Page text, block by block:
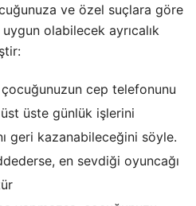
ve özel suçlara göre
uygun olabilecek ayrıcalık
cep telefonunu
üst üste günlük işlerini
geri kazanabileceğini söyle.
en sevdiği oyuncağı